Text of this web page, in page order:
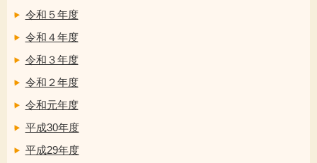
令和５年度
令和４年度
令和３年度
令和２年度
令和元年度
平成30年度
平成29年度